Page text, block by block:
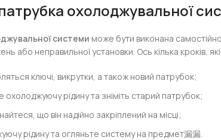
охолоджувальної
системи може бути виконана
або неправильної установки. Ось кілька кроків, які
ключі, викрутки, а також новий патрубок;
рідину та зніміть старий патрубок;
що він надійно закріплений на місці;
рідину та огляньте систему на предмет漏漏.